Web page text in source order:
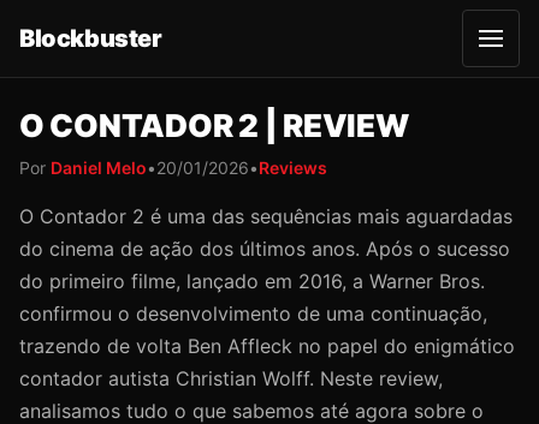
Blockbuster
A
b
r
O CONTADOR 2 | REVIEW
Por Daniel Melo•20/01/2026•Reviews
O Contador 2 é uma das sequências mais aguardadas
do cinema de ação dos últimos anos. Após o sucesso
do primeiro filme, lançado em 2016, a Warner Bros.
confirmou o desenvolvimento de uma continuação,
trazendo de volta Ben Affleck no papel do enigmático
contador autista Christian Wolff. Neste review,
analisamos tudo o que sabemos até agora sobre o